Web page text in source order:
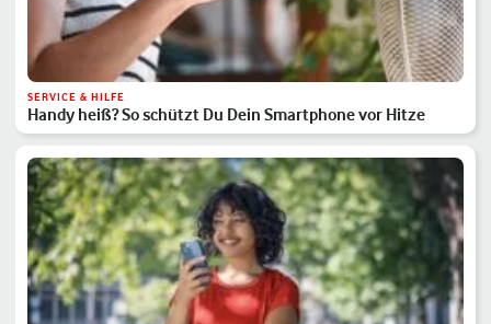
SERVICE & HILFE
Handy heiß? So schützt Du Dein Smartphone vor Hitze